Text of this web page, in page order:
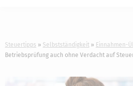
Steuertipps Selbstständigkeit
Einnahmen-
Betriebsprüfung auch ohne Verdacht auf